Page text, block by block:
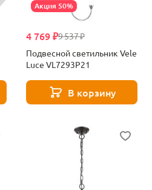
Акция 50%
9 537 ₽
4 769 ₽
Подвесной светильник Vele
Luce VL7293P21
В корзину